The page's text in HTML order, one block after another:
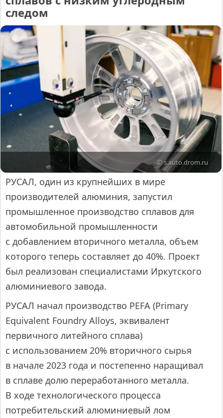
следом
© s.auto.drom.ru
РУСАЛ, один из крупнейших в мире
производителей алюминия, запустил
промышленное производство сплавов для
автомобильной промышленности
с добавлением вторичного металла, объем
которого теперь составляет до 40%. Проект
был реализован специалистами Иркутского
алюминиевого завода.
РУСАЛ начал производство PEFA (Primary
Equivalent Foundry Alloys, эквивалент
первичного литейного сплава)
с использованием 20% вторичного сырья
в начале 2023 года и постепенно наращивал
в сплаве долю переработанного металла.
В ходе технологического процесса
потребительский алюминиевый лом